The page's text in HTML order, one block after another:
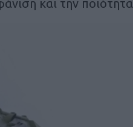
και την ποιότητα